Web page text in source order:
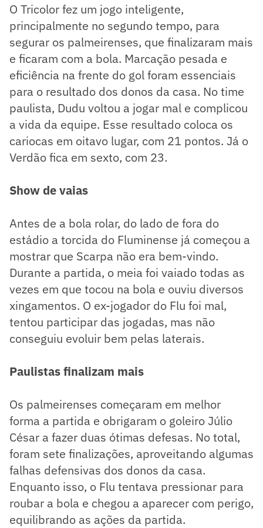
O Tricolor fez um jogo inteligente,
principalmente no segundo tempo, para
segurar os palmeirenses, que finalizaram mais
e ficaram com a bola. Marcação pesada e
eficiência na frente do gol foram essenciais
para o resultado dos donos da casa. No time
paulista, Dudu voltou a jogar mal e complicou
a vida da equipe. Esse resultado coloca os
cariocas em oitavo lugar, com 21 pontos. Já o
Verdão fica em sexto, com 23.
Show de vaias
Antes de a bola rolar, do lado de fora do
estádio a torcida do Fluminense já começou a
mostrar que Scarpa não era bem-vindo.
Durante a partida, o meia foi vaiado todas as
vezes em que tocou na bola e ouviu diversos
xingamentos. O ex-jogador do Flu foi mal,
tentou participar das jogadas, mas não
conseguiu evoluir bem pelas laterais.
Paulistas finalizam mais
Os palmeirenses começaram em melhor
forma a partida e obrigaram o goleiro Júlio
César a fazer duas ótimas defesas. No total,
foram sete finalizações, aproveitando algumas
falhas defensivas dos donos da casa.
Enquanto isso, o Flu tentava pressionar para
roubar a bola e chegou a aparecer com perigo,
equilibrando as ações da partida.